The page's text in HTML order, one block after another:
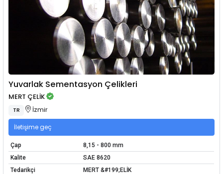
Yuvarlak Sementasyon Çelikleri
MERT ÇELİK
TR İzmir
İletişime geç
Çap
8,15 - 800 mm
Kalite
SAE 8620
Tedarikçi
MERT &#199;ELİK